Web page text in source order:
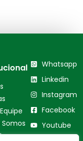
Whatsapp
Linkedin
Instagram
Facebook
Youtube